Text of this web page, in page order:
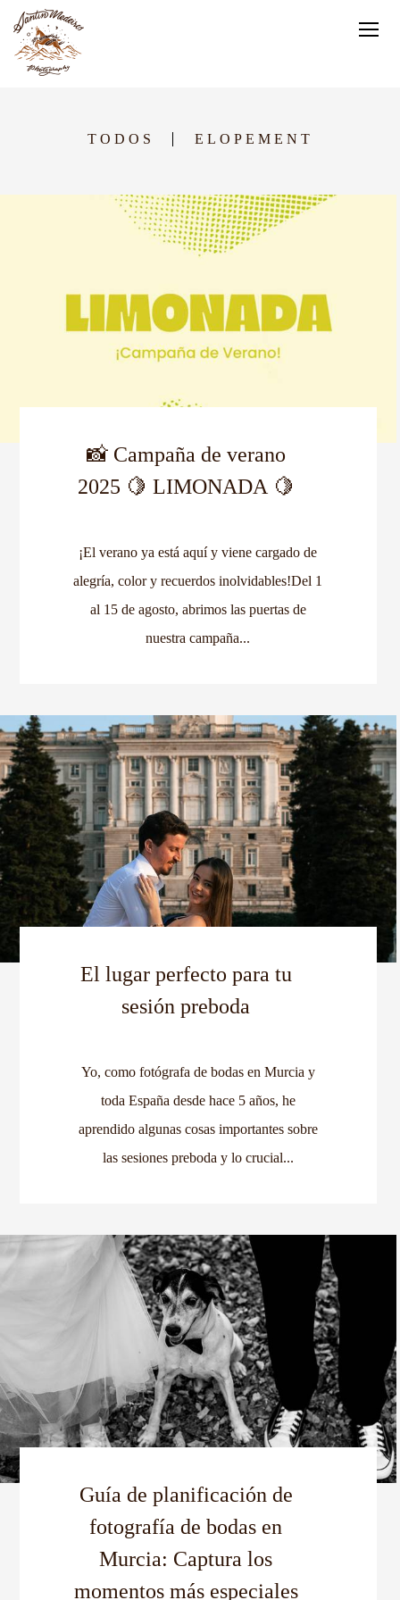
TODOS ELOPEMENT
📸 Campaña de verano
2025 🍋 LIMONADA 🍋
¡El verano ya está aquí y viene cargado de
alegría, color y recuerdos inolvidables!Del 1
al 15 de agosto, abrimos las puertas de
nuestra campaña...
El lugar perfecto para tu
sesión preboda
Yo, como fotógrafa de bodas en Murcia y
toda España desde hace 5 años, he
aprendido algunas cosas importantes sobre
las sesiones preboda y lo crucial...
Guía de planificación de
fotografía de bodas en
Murcia: Captura los
momentos más especiales